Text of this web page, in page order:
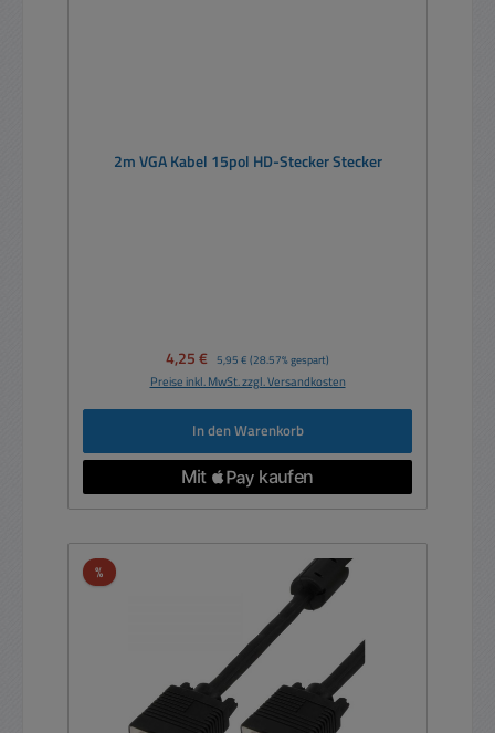
2m VGA Kabel 15pol HD-Stecker Stecker
Verkaufspreis:
4,25 € Regulärer Preis:
5,95 € (28.57% gespart)
Preise inkl. MwSt. zzgl. Versandkosten
In den Warenkorb
%Rabatt